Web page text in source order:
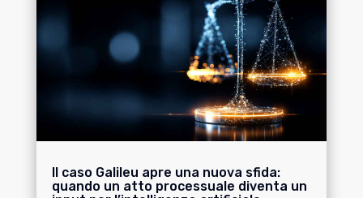
Il caso Galileu apre una nuova sfida:
quando un atto processuale diventa un